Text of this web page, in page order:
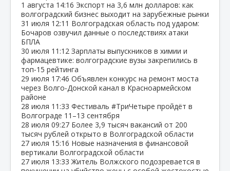
1 августа 14:16 Экспорт на 3,6 млн долларов: как
волгоградский бизнес выходит на зарубежные рынки
31 июля 12:11 Волгоградская область под ударом:
Бочаров озвучил данные о последствиях атаки
БПЛА
30 июля 11:12 Зарплаты выпускников в химии и
фармацевтике: волгоградские вузы закрепились в
топ‑15 рейтинга
29 июля 17:46 Объявлен конкурс на ремонт моста
через Волго‑Донской канал в Красноармейском
районе
28 июля 11:33 Фестиваль #ТриЧетыре пройдёт в
Волгограде 11–13 сентября
28 июля 09:27 Более 3,9 тысяч вакансий от 200
тысяч рублей открыто в Волгоградской области
27 июля 15:16 Новые назначения в финансовой
вертикали Волгоградской области
27 июля 13:33 Житель Волжского подозревается в